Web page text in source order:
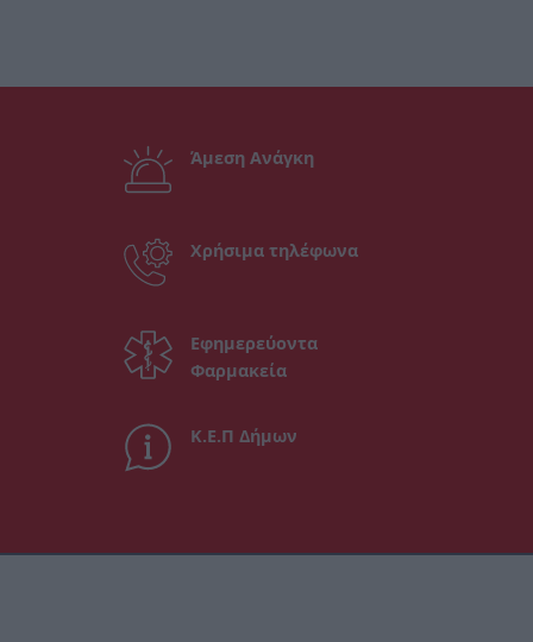
Άμεση Ανάγκη
Χρήσιμα τηλέφωνα
Εφημερεύοντα
Φαρμακεία
Κ.Ε.Π Δήμων